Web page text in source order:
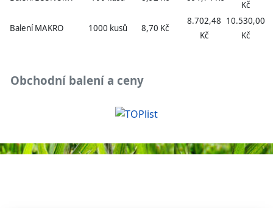
Obchodní balení a ceny
Kč
Balení MAKRO 1000 kusů 8,70 Kč
8.702,48
Kč
10.530,00
Kč